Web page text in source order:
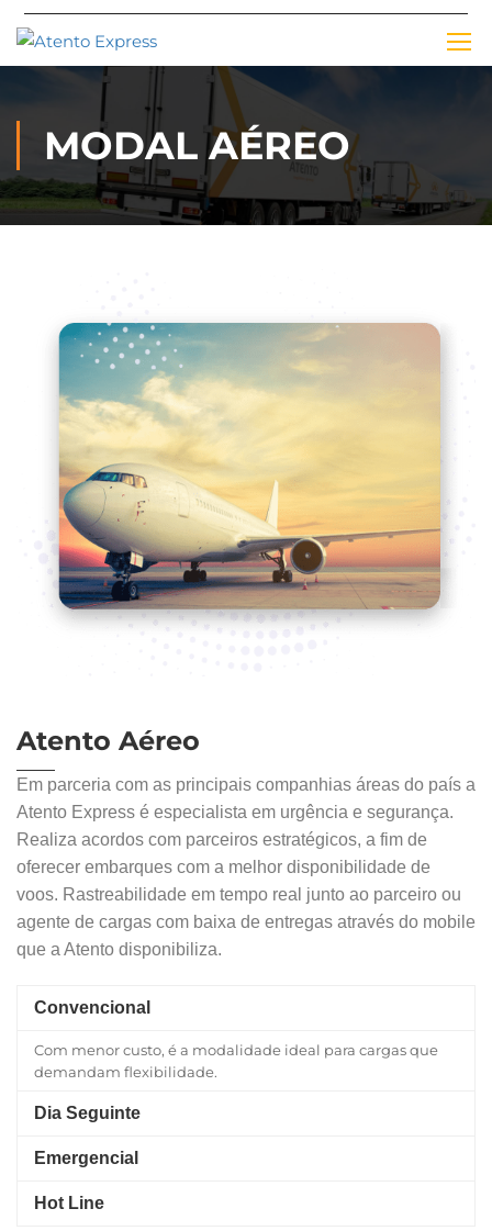
MODAL AÉREO
Atento Aéreo
Em parceria com as principais companhias áreas do país a
Atento Express é especialista em urgência e segurança.
Realiza acordos com parceiros estratégicos, a fim de
oferecer embarques com a melhor disponibilidade de
voos. Rastreabilidade em tempo real junto ao parceiro ou
agente de cargas com baixa de entregas através do mobile
que a Atento disponibiliza.
Convencional
Com menor custo, é a modalidade ideal para cargas que
demandam flexibilidade.
Dia Seguinte
Emergencial
Hot Line